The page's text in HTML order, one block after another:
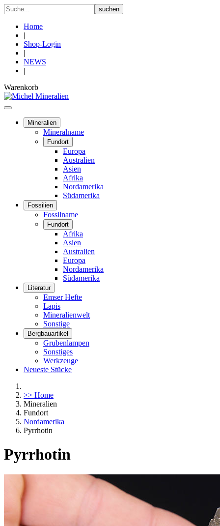
Home
|
Shop-Login
|
NEWS
|
Warenkorb
Mineralien
Mineralname
Fundort
Europa
Australien
Asien
Afrika
Nordamerika
Südamerika
Fossilien
Fossilname
Fundort
Afrika
Asien
Australien
Europa
Nordamerika
Südamerika
Literatur
Emser Hefte
Lapis
Mineralienwelt
Sonstige
Bergbauartikel
Grubenlampen
Sonstiges
Werkzeuge
Neueste Stücke
>> Home
Mineralien
Fundort
Nordamerika
Pyrrhotin
Pyrrhotin